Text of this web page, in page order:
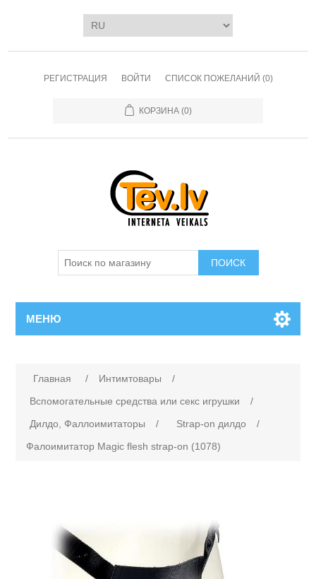
РЕГИСТРАЦИЯ ВОЙТИ СПИСОК ПОЖЕЛАНИЙ (0)
КОРЗИНА (0)
ПОИСК
МЕНЮ
Главная / Интимтовары
/
Вспомогательные средства или cекс игрушки
/
Дилдо, Фаллоимитаторы
/ Strap-on дилдо
/
Фалоимитатор Magic flesh strap-on (1078)